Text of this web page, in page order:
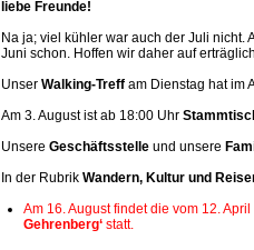
liebe Freunde!
Na ja; viel kühler war auch der Juli nicht.
Juni schon. Hoffen wir daher auf
Unser Walking-Treff am Dienstag hat im
Am 3. August ist ab 18:00 Uhr
Unsere Geschäftsstelle und unsere
In der Rubrik Wandern, Kultur und
Am 16. August findet die vom 12.
Gehrenberg‘ statt.